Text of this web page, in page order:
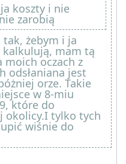
koszty i nie
zarobią
tak, żebym i ja
kalkulują, mam tą
moich oczach z
odsłaniana jest
orze. Takie
w 8-miu
które do
okolicy.I tylko tych
wiśnie do